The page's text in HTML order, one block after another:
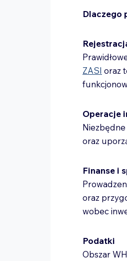
Dlaczego
ZASI oraz
Operacje
oraz
Finanse i
oraz
wobec
Podatki
Obszar